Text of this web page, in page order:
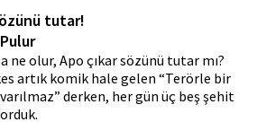
tutar!
ne olur, Apo çıkar sözünü tutar mı?
artık komik hale gelen “Terörle bir
derken, her gün üç beş şehit